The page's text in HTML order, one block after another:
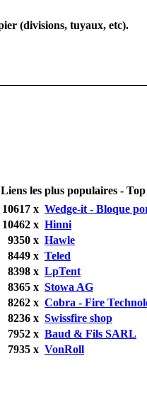
(divisions, tuyaux, etc).
Liens les plus populaires -
10617 x Wedge-it - Bloque
10462 x Hinni
9350 x Hawle
8449 x Teled
8398 x LpTent
8365 x Stowa AG
8262 x Cobra - Fire
8236 x Swissfire shop
7952 x Baud & Fils SARL
7935 x VonRoll